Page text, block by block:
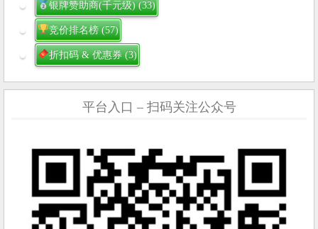
银牌赞助商(千元级)(33)
竞价排名榜(57)
折扣码 & 优惠券(3)
平台入口 – 扫码关注公众号